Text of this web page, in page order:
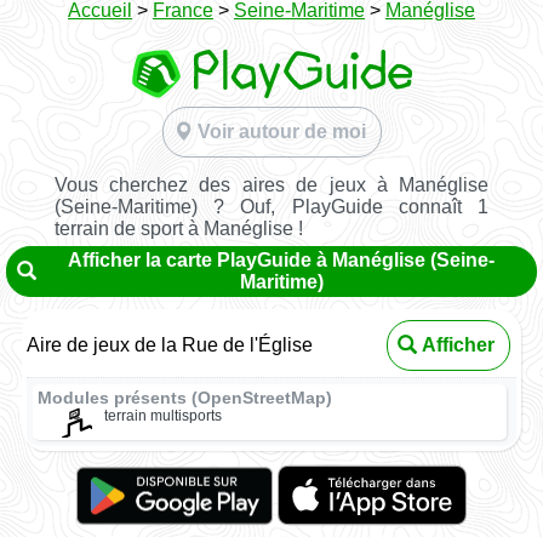
Accueil > France > Seine-Maritime > Manéglise
Voir autour de moi
Vous cherchez des aires de jeux à Manéglise
(Seine-Maritime) ? Ouf, PlayGuide connaît 1
terrain de sport à Manéglise !
Afficher la carte PlayGuide à Manéglise (Seine-
Maritime)
Aire de jeux de la Rue de l'Église Afficher
Modules présents (OpenStreetMap)
terrain multisports